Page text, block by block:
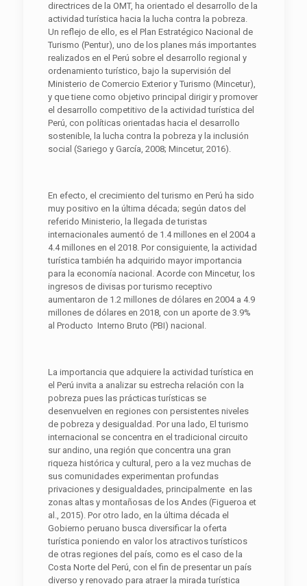
directrices de la OMT, ha orientado el desarrollo de la
actividad turística hacia la lucha contra la pobreza.
Un reflejo de ello, es el Plan Estratégico Nacional de
Turismo (Pentur), uno de los planes más importantes
realizados en el Perú sobre el desarrollo regional y
ordenamiento turístico, bajo la supervisión del
Ministerio de Comercio Exterior y Turismo (Mincetur),
y que tiene como objetivo principal dirigir y promover
el desarrollo competitivo de la actividad turística del
Perú, con políticas orientadas hacia el desarrollo
sostenible, la lucha contra la pobreza y la inclusión
social (Sariego y García, 2008; Mincetur, 2016).
En efecto, el crecimiento del turismo en Perú ha sido
muy positivo en la última década; según datos del
referido Ministerio, la llegada de turistas
internacionales aumentó de 1.4 millones en el 2004 a
4.4 millones en el 2018. Por consiguiente, la actividad
turística también ha adquirido mayor importancia
para la economía nacional. Acorde con Mincetur, los
ingresos de divisas por turismo receptivo
aumentaron de 1.2 millones de dólares en 2004 a 4.9
millones de dólares en 2018, con un aporte de 3.9%
al Producto Interno Bruto (PBI) nacional.
La importancia que adquiere la actividad turística en
el Perú invita a analizar su estrecha relación con la
pobreza pues las prácticas turísticas se
desenvuelven en regiones con persistentes niveles
de pobreza y desigualdad. Por una lado, El turismo
internacional se concentra en el tradicional circuito
sur andino, una región que concentra una gran
riqueza histórica y cultural, pero a la vez muchas de
sus comunidades experimentan profundas
privaciones y desigualdades, principalmente en las
zonas altas y montañosas de los Andes (Figueroa et
al., 2015). Por otro lado, en la última década el
Gobierno peruano busca diversificar la oferta
turística poniendo en valor los atractivos turísticos
de otras regiones del país, como es el caso de la
Costa Norte del Perú, con el fin de presentar un país
diverso y renovado para atraer la mirada turística